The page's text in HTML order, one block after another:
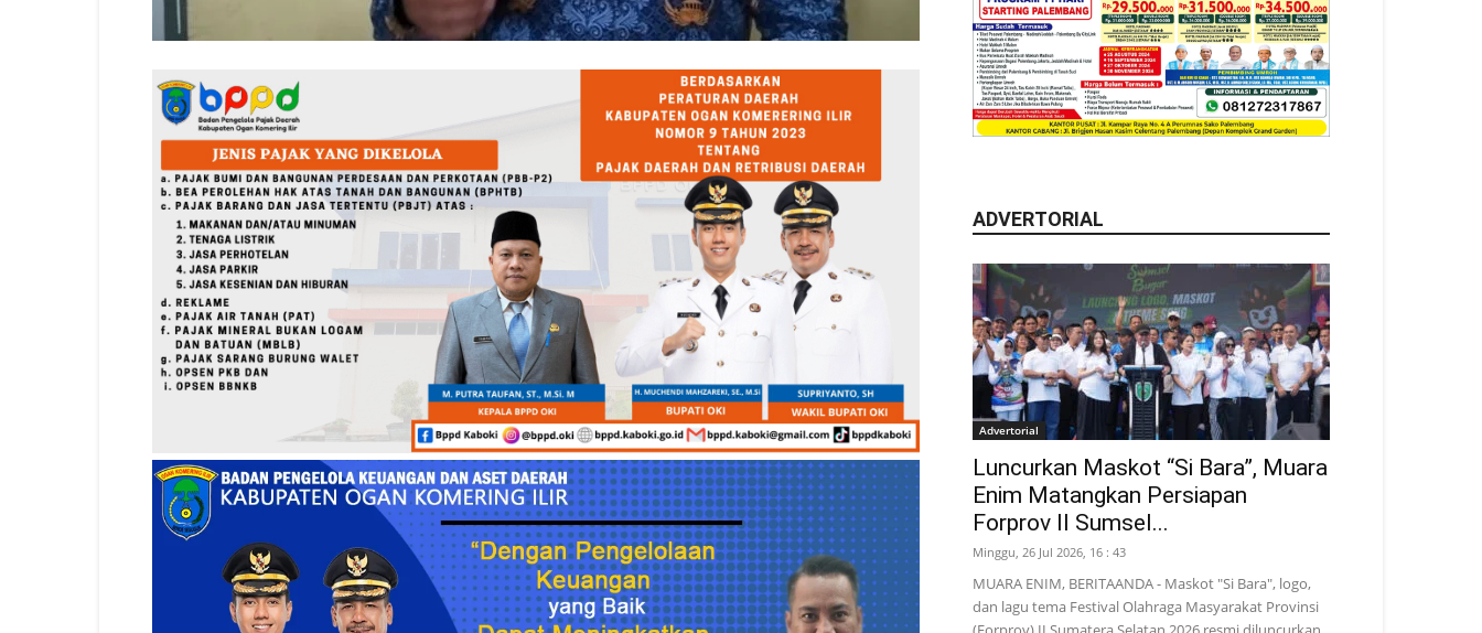
ADVERTORIAL
Advertorial
Luncurkan Maskot “Si Bara”, Muara
Enim Matangkan Persiapan
Forprov II Sumsel...
Minggu, 26 Jul 2026, 16 : 43
MUARA ENIM, BERITAANDA - Maskot "Si Bara", logo,
dan lagu tema Festival Olahraga Masyarakat Provinsi